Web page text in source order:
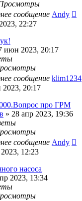
сообщение Andy
22:27
июн 2023, 20:17
сообщение klim1234
20:17
про ГРМ
» 28 апр 2023, 19:36
сообщение Andy
12:23
насоса
2023, 13:34